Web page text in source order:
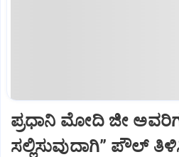
ಪ್ರಧಾನಿ ಮೋದಿ ಜೀ
ಸಲ್ಲಿಸುವುದಾಗಿ” ಪೌಲ್‌